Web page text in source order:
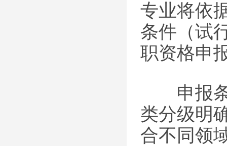
专业将依
条件（试
职资格申
申报条
类分级明
合不同领